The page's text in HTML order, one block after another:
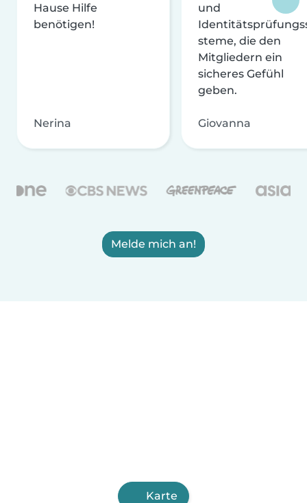
Hause Hilfe
benötigen!
Nerina
und
steme, die den
Mitgliedern ein
sicheres Gefühl
geben.
Giovanna
Melde mich an!
Karte